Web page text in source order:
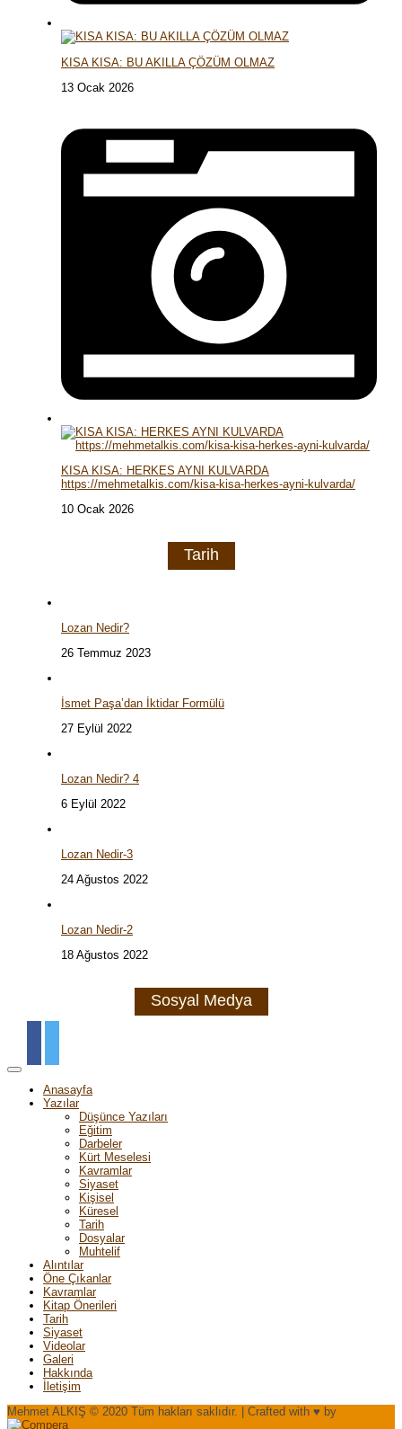
KISA KISA: BU AKILLA ÇÖZÜM OLMAZ
13 Ocak 2026
KISA KISA: HERKES AYNI KULVARDA
https://mehmetalkis.com/kisa-kisa-herkes-ayni-kulvarda/
10 Ocak 2026
Tarih
Lozan Nedir?
26 Temmuz 2023
İsmet Paşa’dan İktidar Formülü
27 Eylül 2022
Lozan Nedir? 4
6 Eylül 2022
Lozan Nedir-3
24 Ağustos 2022
Lozan Nedir-2
18 Ağustos 2022
Sosyal Medya
Anasayfa
Yazılar
Düşünce Yazıları
Eğitim
Darbeler
Kürt Meselesi
Kavramlar
Siyaset
Kişisel
Küresel
Tarih
Dosyalar
Muhtelif
Alıntılar
Öne Çıkanlar
Kavramlar
Kitap Önerileri
Tarih
Siyaset
Videolar
Galeri
Hakkında
İletişim
Mehmet ALKIŞ © 2020 Tüm hakları saklıdır. | Crafted with ♥ by